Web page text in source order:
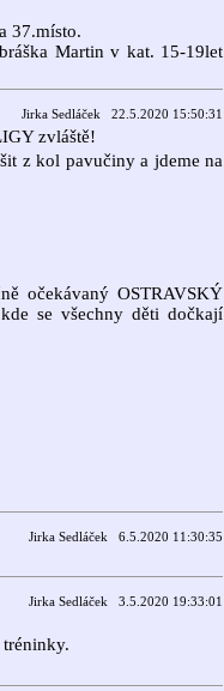
37.místo.
Martin v kat. 15-19let
Jirka Sedláček 22.5.2020 15:50:31
zvláště!
z kol pavučiny a jdeme na
očekávaný OSTRAVSKÝ
se všechny děti dočkají
Jirka Sedláček 6.5.2020 11:30:35
Jirka Sedláček 3.5.2020 19:33:01